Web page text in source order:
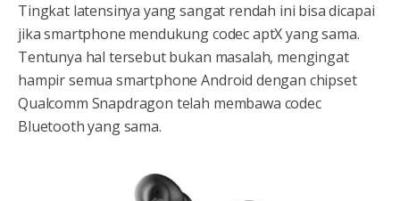
Tingkat latensinya yang sangat rendah ini bisa dicapai
jika smartphone mendukung codec aptX yang sama.
Tentunya hal tersebut bukan masalah, mengingat
hampir semua smartphone Android dengan chipset
Qualcomm Snapdragon telah membawa codec
Bluetooth yang sama.